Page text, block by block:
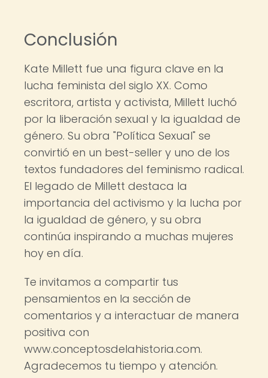
Conclusión
Kate Millett fue una figura clave en la
lucha feminista del siglo XX. Como
escritora, artista y activista, Millett luchó
por la liberación sexual y la igualdad de
género. Su obra "Política Sexual" se
convirtió en un best-seller y uno de los
textos fundadores del feminismo radical.
El legado de Millett destaca la
importancia del activismo y la lucha por
la igualdad de género, y su obra
continúa inspirando a muchas mujeres
hoy en día.
Te invitamos a compartir tus
pensamientos en la sección de
comentarios y a interactuar de manera
positiva con
www.conceptosdelahistoria.com.
Agradecemos tu tiempo y atención.